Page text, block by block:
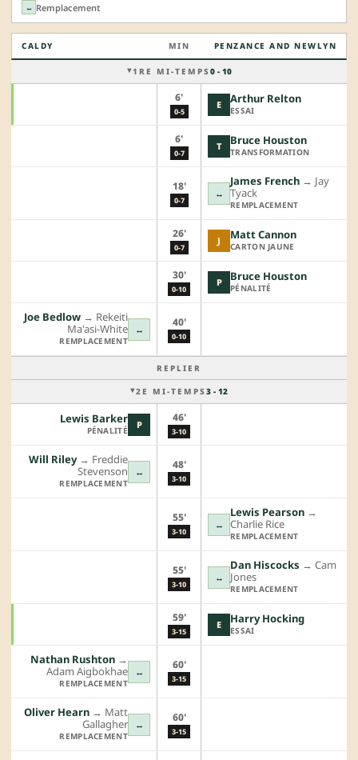
↔ Remplacement
CALDY MIN PENZANCE AND NEWLYN
1RE MI-TEMPS 0 - 10
6'
0-5
E Arthur Relton
ESSAI
6'
0-7
T Bruce Houston
TRANSFORMATION
18'
0-7
↔
James French →︎ Jay
Tyack
REMPLACEMENT
26'
0-7
J Matt Cannon
CARTON JAUNE
30'
0-10
P Bruce Houston
PÉNALITÉ
↔
Joe Bedlow →︎ Rekeiti
Ma'asi-White
REMPLACEMENT
40'
0-10
REPLIER
2E MI-TEMPS 3 - 12
P
Lewis Barker
PÉNALITÉ
46'
3-10
↔
Will Riley→︎ Freddie
Stevenson
REMPLACEMENT
48'
3-10
55'
3-10
↔
Lewis Pearson →︎
Charlie Rice
REMPLACEMENT
55'
3-10
↔
Dan Hiscocks →︎ Cam
Jones
REMPLACEMENT
59'
3-15
E Harry Hocking
ESSAI
↔
Nathan Rushton →︎
Adam Aigbokhae
REMPLACEMENT
60'
3-15
↔
Oliver Hearn →︎ Matt
Gallagher
REMPLACEMENT
60'
3-15